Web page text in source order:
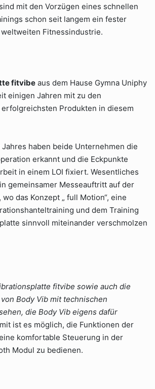
mit den Vorzügen eines schnellen
schon seit langem ein fester
Fitnessindustrie.
fitvibe aus dem Hause Gymna Uniphy
einigen Jahren mit zu den
Produkten in diesem
haben beide Unternehmen die
erkannt und die Eckpunkte
in einem LOI fixiert. Wesentliches
gemeinsamer Messeauftritt auf der
das Konzept „ full Motion“, eine
und dem Training
sinnvoll miteinander verschmolzen
fitvibe sowie auch die
Body Vib mit technischen
die Body Vib eigens dafür
ist es möglich, die Funktionen der
komfortable Steuerung in der
Modul zu bedienen.